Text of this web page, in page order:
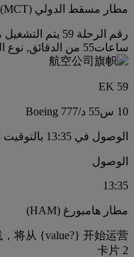
مطار مسقط الدولي (MCT)
ساعات55 من الدقائق, نوع الطائرة Boeing 777
EK 59
10 س 55 د /
Boeing 777
الوصول في 13:35 بالتوقيت المحلي إلى مطار هامبورغ (HAM)
الوصول
13:35
مطار هامبورغ (HAM)
将从 {value?} 开始运营。
卡片 2